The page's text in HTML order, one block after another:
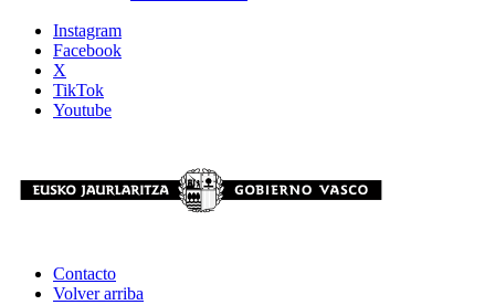
Instagram
Facebook
X
TikTok
Youtube
Contacto
Volver arriba